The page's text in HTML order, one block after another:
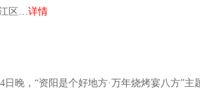
江区…详情
晚，“资阳是个好地方·万年烧烤宴八方”主